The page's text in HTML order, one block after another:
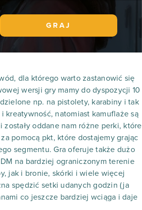
GRAJ
dla którego warto zastanowić się
wersji gry mamy do dyspozycji 10
np. na pistolety, karabiny i tak
kreatywność, natomiast kamuflaże są
oddane nam różne perki, które
pomocą pkt, które dostajemy grając
segmentu. Gra oferuje także dużo
na bardziej ograniczonym terenie
jak i bronie, skórki i wiele więcej
spędzić setki udanych godzin (ja
co jeszcze bardziej wciąga i daje